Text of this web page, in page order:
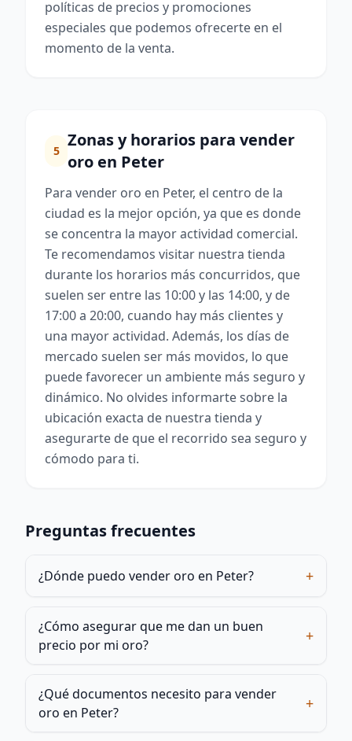
políticas de precios y promociones
especiales que podemos ofrecerte en el
momento de la venta.
5
Zonas y horarios para vender
oro en Peter
Para vender oro en Peter, el centro de la
ciudad es la mejor opción, ya que es donde
se concentra la mayor actividad comercial.
Te recomendamos visitar nuestra tienda
durante los horarios más concurridos, que
suelen ser entre las 10:00 y las 14:00, y de
17:00 a 20:00, cuando hay más clientes y
una mayor actividad. Además, los días de
mercado suelen ser más movidos, lo que
puede favorecer un ambiente más seguro y
dinámico. No olvides informarte sobre la
ubicación exacta de nuestra tienda y
asegurarte de que el recorrido sea seguro y
cómodo para ti.
Preguntas frecuentes
¿Dónde puedo vender oro en Peter? +
¿Cómo asegurar que me dan un buen
precio por mi oro?
+
¿Qué documentos necesito para vender
oro en Peter?
+